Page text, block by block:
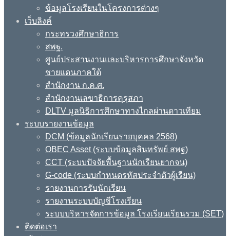
ข้อมูลโรงเรียนในโครงการต่างๆ
เว็บลิงค์
กระทรวงศึกษาธิการ
สพฐ.
ศูนย์ประสานงานและบริหารการศึกษาจังหวัด
ชายแดนภาคใต้
สำนักงาน ก.ค.ศ.
สำนักงานเลขาธิการคุรุสภา
DLTV มูลนิธิการศึกษาทางไกลผ่านดาวเทียม
ระบบรายงานข้อมูล
DCM (ข้อมูลนักเรียนรายบุคคล 2568)
OBEC Asset (ระบบข้อมูลสินทรัพย์ สพฐ)
CCT (ระบบปัจจัยพื้นฐานนักเรียนยากจน)
G-code (ระบบกำหนดรหัสประจำตัวผู้เรียน)
รายงานการรับนักเรียน
รายงานระบบบัญชีโรงเรียน
ระบบบริหารจัดการข้อมูล โรงเรียนเรียนรวม (SET)
ติดต่อเรา